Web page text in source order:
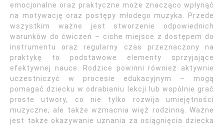
emocjonalne oraz praktyczne może znacząco wpłynąć
na motywację oraz postępy młodego muzyka. Przede
wszystkim ważne jest stworzenie odpowiednich
warunków do ćwiczeń – ciche miejsce z dostępem do
instrumentu oraz regularny czas przeznaczony na
praktykę to podstawowe elementy sprzyjające
efektywnej nauce. Rodzice powinni również aktywnie
uczestniczyć w procesie edukacyjnym – mogą
pomagać dziecku w odrabianiu lekcji lub wspólnie grać
proste utwory, co nie tylko rozwija umiejętności
muzyczne, ale także wzmacnia więź rodzinną. Ważne
jest także okazywanie uznania za osiągnięcia dziecka